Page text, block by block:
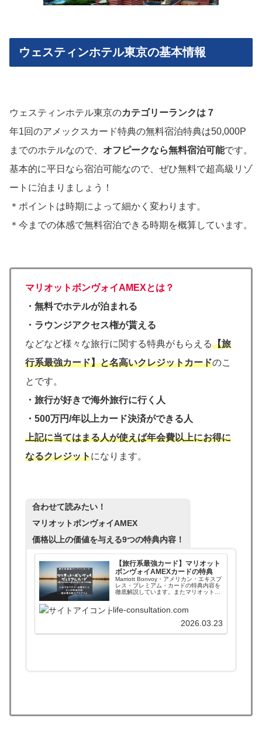
ウェスティンホテル東京の基本情報
ウェスティンホテル東京のカテゴリーランクは７
年1回のアメックスカード特典の無料宿泊特典は50,000P
までのホテルなので、 オフピークなら無料宿泊可能です。
基本的に平日なら宿泊可能なので、ぜひ無料で超高級リゾ
ートに泊まりましょう！
＊ポイントは時期によって細かく変わります。
＊今までの体感で無料宿泊できる時期を概算しています。
マリオットボンヴォイAMEXとは？
・無料でホテルが泊まれる
・ラウンジアクセス権が貰える
などなど様々な旅行に関する特典がもらえる【旅
行系最強カード】と名高いクレジットカードのこ
とです。
・ 旅行が好きで海外旅行に行く人
・ 500万円/年以上カード決済ができる人
上記に当てはまる人が使えば年会費以上にお得に
なるクレジットになります。
合わせて読みたい！
マリオットボンヴォイAMEX
価格以上の価値を与える9つの特典内容！
【旅行系最強カード】マリオット
ボンヴォイAMEXカードの特典
Marriott Bonvoy・アメリカン・エキスプ
レス・プレミアム・カードの特典内容を
徹底解説しています。またマリオットス
AMEXカードを使うべき人やおすすめす
j-life-consultation.com
2026.03.23